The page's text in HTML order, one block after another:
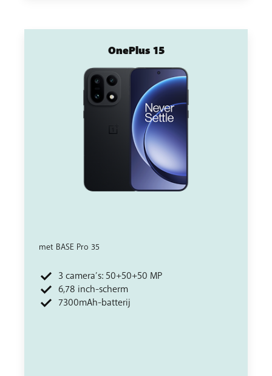
OnePlus 15
met BASE Pro 35
3 camera’s: 50+50+50 MP
6,78 inch-scherm
7300mAh-batterij